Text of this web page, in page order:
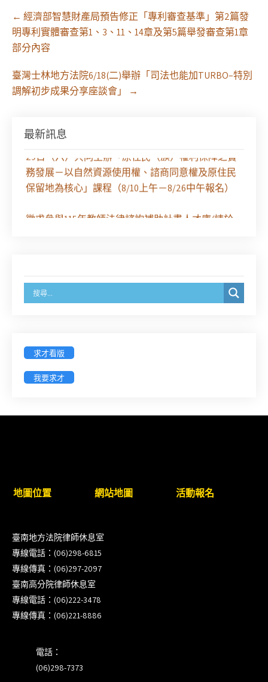
Post
navigation
← 經濟部智慧財產局預告修正「專利審查基準」第2篇發
明專利實體審查第1、3、11、14章及第5篇舉發審查第1章
部分內容
臺灣士林地方法院6/18(二)舉辦「司法也能加TURBO–特別
調解初步成果分享座談會」
→
最新訊息
【課程報名】全律會與台北律師公會等單位定於8月
29日（六）共同主辦「原住民（族）權利保障之實
務發展－以自然資源使用權、諮商同意權及原住民
保留地為核心」課程（8/10上午－8/26中午報名）
徵求參與115年教師法律諮詢補助計畫人才庫(請於
之分公司及商業應參加「勞動權益講習」
徵詢有意願擔任臺南市115年度國民中小學法治教育
衛」課程(8/12前向本會報名,實體)
壇｣
【重要公告】115年職場霸凌調查專業人才(律師)培
訓課程（雲嘉南場）錄取通知已發送
本會訂於115年8月15日(六)上午舉辦「使用AI如何幫
前報名，實體+線上併行)
求才看版
我要求才
地圖位置 網站地圖 活動報名
臺南地方法院律師休息室
專線電話：(06)298-6815
專線傳真：(06)297-2097
臺南高分院律師休息室
專線電話：(06)222-3478
專線傳真：(06)221-8886
電話：
(06)298-7373